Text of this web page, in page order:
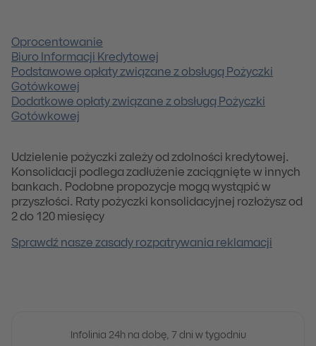
Oprocentowanie
Biuro Informacji Kredytowej
Podstawowe opłaty związane z obsługą Pożyczki
Gotówkowej
Dodatkowe opłaty związane z obsługą Pożyczki
Gotówkowej
Udzielenie pożyczki zależy od zdolności kredytowej.
Konsolidacji podlega zadłużenie zaciągnięte w innych
bankach. Podobne propozycje mogą wystąpić w
przyszłości. Raty pożyczki konsolidacyjnej rozłożysz od
2 do 120 miesięcy
Sprawdź nasze zasady rozpatrywania reklamacji
Infolinia 24h na dobę, 7 dni w tygodniu